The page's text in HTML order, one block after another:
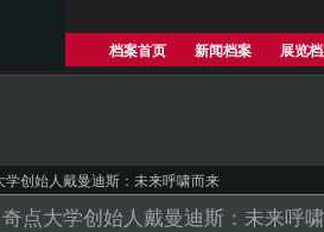
档案首页 新闻档案 展览
学创始人戴曼迪斯：未来呼啸而来
奇点大学创始人戴曼迪斯：未来呼